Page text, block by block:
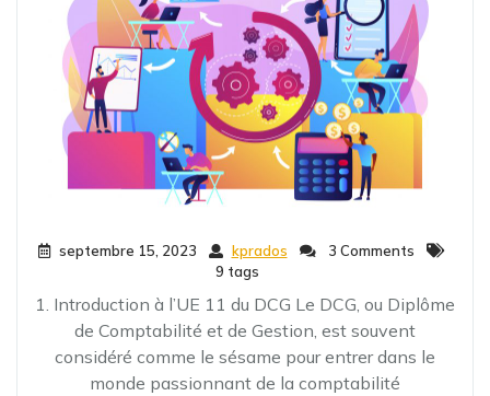
septembre 15, 2023 kprados
3 Comments
9 tags
1. Introduction à l’UE 11 du DCG Le DCG, ou Diplôme
de Comptabilité et de Gestion, est souvent
considéré comme le sésame pour entrer dans le
monde passionnant de la comptabilité